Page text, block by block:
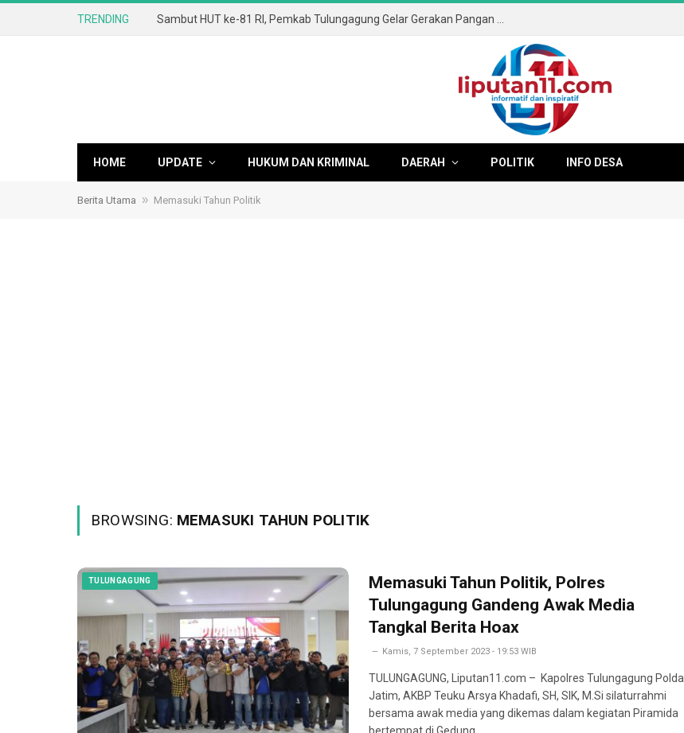
TRENDING
HOME UPDATE HUKUM DAN KRIMINAL DAERAH POLITIK INFO DESA
Berita Utama » Memasuki Tahun Politik
BROWSING: MEMASUKI TAHUN POLITIK
TULUNGAGUNG
Memasuki Tahun Politik, Polres
Tulungagung Gandeng Awak Media
Tangkal Berita Hoax
Kamis, 7 September 2023 - 19:53 WIB
TULUNGAGUNG, Liputan11.com – Kapolres Tulungagung Polda
Jatim, AKBP Teuku Arsya Khadafi, SH, SIK, M.Si silaturrahmi
bersama awak media yang dikemas dalam kegiatan Piramida